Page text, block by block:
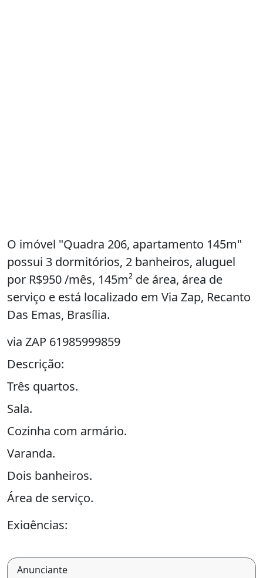
O imóvel "Quadra 206, apartamento 145m"
possui 3 dormitórios, 2 banheiros, aluguel
por R$950 /mês, 145m² de área, área de
serviço e está localizado em Via Zap, Recanto
Das Emas, Brasília.
via ZAP 61985999859
Descrição:
Três quartos.
Sala.
Cozinha com armário.
Varanda.
Dois banheiros.
Área de serviço.
Exigências:
Comprovante de renda, valor de três
Anunciante